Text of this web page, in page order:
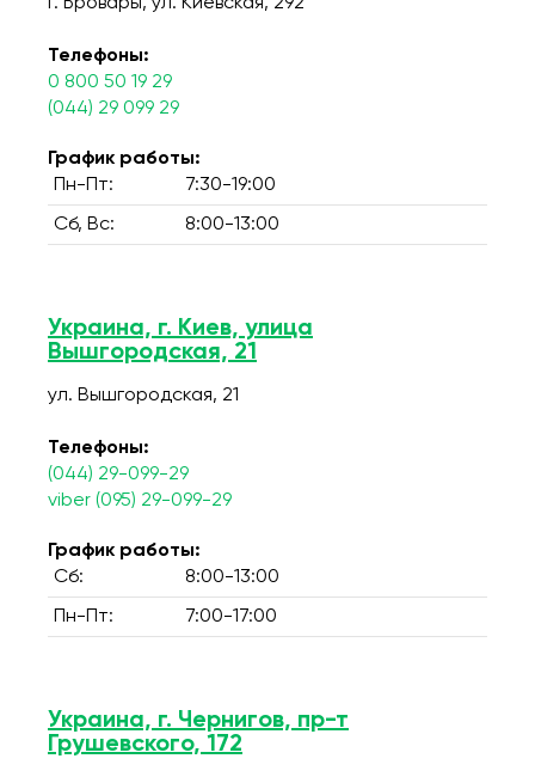
Телефоны:
0 800 50 19 29
(044) 29 099 29
График работы:
Пн-Пт:
7:30-19:00
Сб, Вс: 8:00-13:00
Украина, г. Киев, улица
Вышгородская, 21
ул. Вышгородская, 21
Телефоны:
(044) 29-099-29
viber (095) 29-099-29
График работы:
Сб:
8:00-13:00
Пн-Пт: 7:00-17:00
Украина, г. Чернигов, пр-т
Грушевского, 172